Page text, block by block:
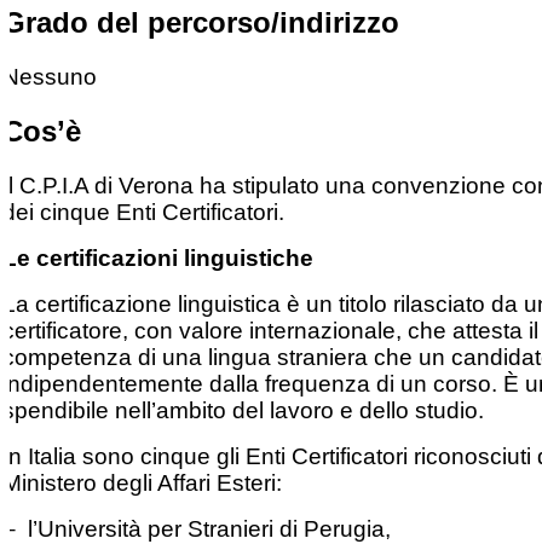
Grado del percorso/indirizzo
Nessuno
Cos’è
Il C.P.I.A di Verona ha stipulato una convenzione
dei cinque Enti Certificatori.
Le certificazioni linguistiche
La certificazione linguistica è un titolo rilasciato da
certificatore, con valore internazionale, che attesta
competenza di una lingua straniera che un
indipendentemente dalla frequenza di un corso. È
spendibile nell’ambito del lavoro e dello studio.
In Italia sono cinque gli Enti Certificatori riconosciuti
Ministero degli Affari Esteri:
– l’Università per Stranieri di Perugia,